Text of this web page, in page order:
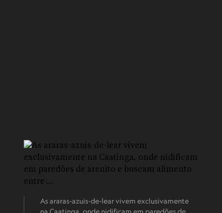
As araras-azuis-de-lear vivem exclusivamente
na Caatinga, onde nidificam em paredões de